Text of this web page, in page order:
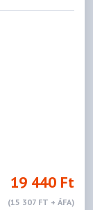
19 440 Ft
(15 307 FT + ÁFA)